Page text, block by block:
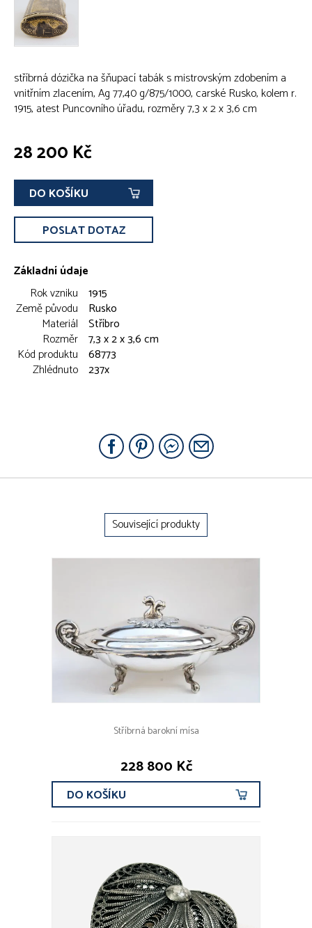
stříbrná dózička na šňupací tabák s mistrovským zdobením a
vnitřním zlacením, Ag 77,40 g/875/1000, carské Rusko, kolem r.
1915, atest Puncovního úřadu, rozměry 7,3 x 2 x 3,6 cm
28 200 Kč
DO KOŠÍKU
POSLAT DOTAZ
Základní údaje
Rok vzniku 1915
Země původu
Rusko
Materiál Stříbro
Rozměr 7,3 x 2 x 3,6 cm
Kód produktu 68773
Zhlédnuto 237x
Související produkty
Stříbrná barokní mísa
228 800 Kč
DO KOŠÍKU